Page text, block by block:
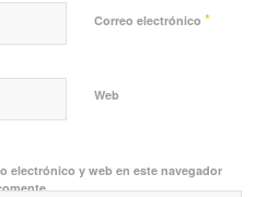
Correo electrónico *
Web
electrónico y web en este navegador